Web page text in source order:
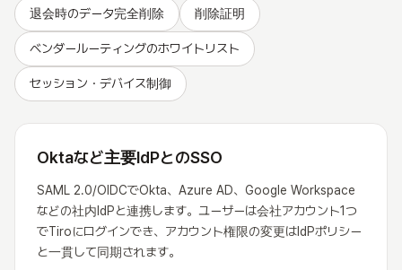
退会時のデータ完全削除 削除証明
ベンダールーティングのホワイトリスト
セッション・デバイス制御
Oktaなど主要IdPとのSSO
SAML 2.0/OIDCでOkta、Azure AD、Google Workspace
などの社内IdPと連携します。ユーザーは会社アカウント1つ
でTiroにログインでき、アカウント権限の変更はIdPポリシー
と一貫して同期されます。